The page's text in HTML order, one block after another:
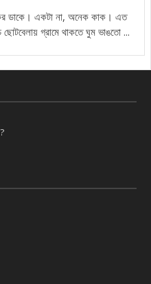
ডাকে। একটা না, অনেক কাক। এত
গ্রামে থাকতে ঘুম ভাঙতো ...